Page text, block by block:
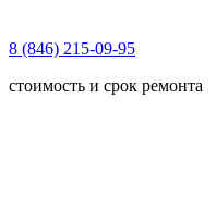
8 (846) 215-09-95
стоимость и срок ремонта